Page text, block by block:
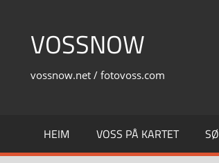
contentVOSSNOW
vossnow.net / fotovoss.com
HEIM VOSS PÅ KARTET